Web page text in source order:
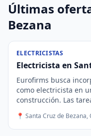
Últimas
Bezana
ELECTRICISTAS
Electricista en
Eurofirms busca
como electricista en
construcción. Las
📍 Santa Cruz de Bezana,